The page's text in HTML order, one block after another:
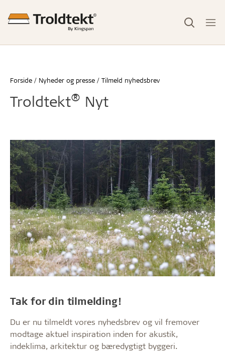
Forside Nyheder og presse Tilmeld nyhedsbrev
Troldtekt® Nyt
Tak for din tilmelding!
Du er nu tilmeldt vores nyhedsbrev og vil fremover
modtage aktuel inspiration inden for akustik,
indeklima, arkitektur og bæredygtigt byggeri.